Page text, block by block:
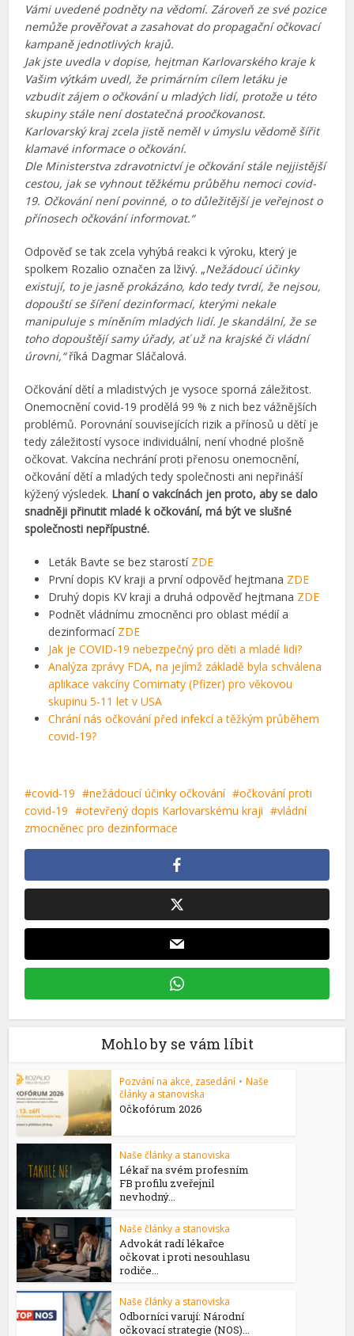
Vámi uvedené podněty na vědomí. Zároveň ze své pozice
nemůže prověřovat a zasahovat do propagační očkovací
kampaně jednotlivých krajů.
Jak jste uvedla v dopise, hejtman Karlovarského kraje k
Vašim výtkám uvedl, že primárním cílem letáku je
vzbudit zájem o očkování u mladých lidí, protože u této
skupiny stále není dostatečná proočkovanost.
Karlovarský kraj zcela jistě neměl v úmyslu vědomě šířit
klamavé informace o očkování.
Dle Ministerstva zdravotnictví je očkování stále nejjistější
cestou, jak se vyhnout těžkému průběhu nemoci covid-
19. Očkování není povinné, o to důležitější je veřejnost o
přínosech očkování informovat.“
Odpověď se tak zcela vyhýbá reakci k výroku, který je
spolkem Rozalio označen za lživý. „Nežádoucí účinky
existují, to je jasně prokázáno, kdo tedy tvrdí, že nejsou,
dopouští se šíření dezinformací, kterými nekale
manipuluje s míněním mladých lidí. Je skandální, že se
toho dopouštějí samy úřady, ať už na krajské či vládní
úrovni,“říká Dagmar Sláčalová.
Očkování dětí a mladistvých je vysoce sporná záležitost.
Onemocnění covid-19 prodělá 99 % z nich bez vážnějších
problémů. Porovnání souvisejících rizik a přínosů u dětí je
tedy záležitostí vysoce individuální, není vhodné plošně
očkovat. Vakcína nechrání proti přenosu onemocnění,
očkování dětí a mladých tedy společnosti ani nepřináší
kýžený výsledek. Lhaní o vakcínách jen proto, aby se dalo
snadněji přinutit mladé k očkování, má být ve slušné
společnosti nepřípustné.
Leták Bavte se bez starostí ZDE
První dopis KV kraji a první odpověď hejtmana ZDE
Druhý dopis KV kraji a druhá odpověď hejtmana ZDE
Podnět vládnímu zmocněnci pro oblast médií a
dezinformací ZDE
Jak je COVID-19 nebezpečný pro děti a mladé lidi?
Analýza zprávy FDA, na jejímž základě byla schválena
aplikace vakcíny Comirnaty (Pfizer) pro věkovou
skupinu 5-11 let v USA
Chrání nás očkování před infekcí a těžkým průběhem
covid-19?
covid-19 nežádoucí účinky očkování
očkování proti
covid-19
otevřený dopis Karlovarskému kraji
vládní
zmocněnec pro dezinformace
Mohlo by se vám líbit
Pozvání na akce, zasedání • Naše
články a stanoviska
Očkofórum 2026
Naše články a stanoviska
Lékař na svém profesním
FB profilu zveřejnil
nevhodný...
Naše články a stanoviska
Advokát radí lékařce
očkovat i proti nesouhlasu
rodiče...
Naše články a stanoviska
Odborníci varují: Národní
očkovací strategie (NOS)...